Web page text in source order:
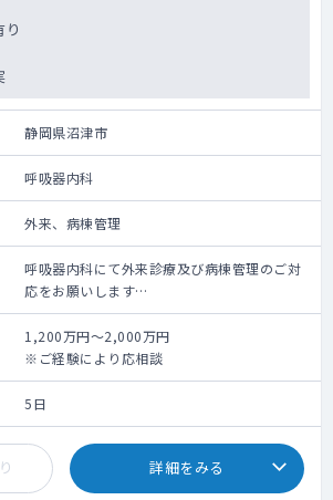
り
静岡県沼津市
呼吸器内科
外来、病棟管理
呼吸器内科にて外来診療及び病棟管理のご対
応をお願いします
詳しい勤務内容はご相談の上、決定いたしま
す
■備考
・募集背景：体制強化の為
・勤務開始：随時相談可能
■勤務概要
・勤務内容：外来、病棟管理
1,200万円～2,000万円
※ご経験により応相談
5日
詳細をみる